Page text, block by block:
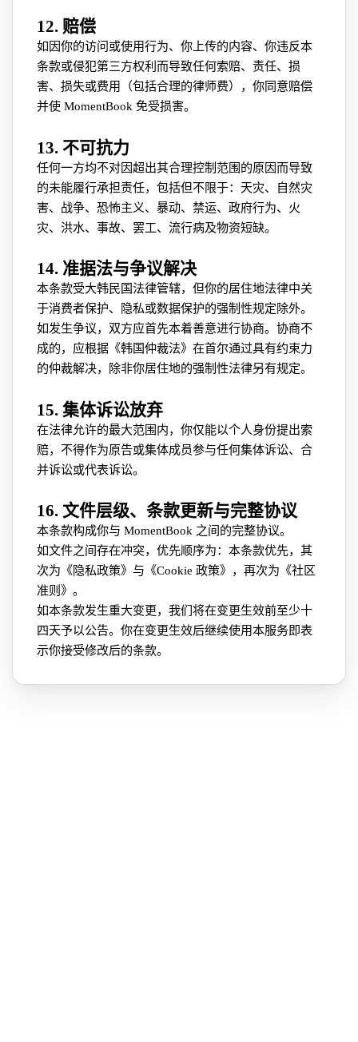
12. 赔偿
如因你的访问或使用行为、你上传的内容、你违反本
条款或侵犯第三方权利而导致任何索赔、责任、损
害、损失或费用（包括合理的律师费），你同意赔偿
并使 MomentBook 免受损害。
13. 不可抗力
任何一方均不对因超出其合理控制范围的原因而导致
的未能履行承担责任，包括但不限于：天灾、自然灾
害、战争、恐怖主义、暴动、禁运、政府行为、火
灾、洪水、事故、罢工、流行病及物资短缺。
14. 准据法与争议解决
本条款受大韩民国法律管辖，但你的居住地法律中关
于消费者保护、隐私或数据保护的强制性规定除外。
如发生争议，双方应首先本着善意进行协商。协商不
成的，应根据《韩国仲裁法》在首尔通过具有约束力
的仲裁解决，除非你居住地的强制性法律另有规定。
15. 集体诉讼放弃
在法律允许的最大范围内，你仅能以个人身份提出索
赔，不得作为原告或集体成员参与任何集体诉讼、合
并诉讼或代表诉讼。
16. 文件层级、条款更新与完整协议
本条款构成你与 MomentBook 之间的完整协议。
如文件之间存在冲突，优先顺序为：本条款优先，其
次为《隐私政策》与《Cookie 政策》，再次为《社区
准则》。
如本条款发生重大变更，我们将在变更生效前至少十
四天予以公告。你在变更生效后继续使用本服务即表
示你接受修改后的条款。